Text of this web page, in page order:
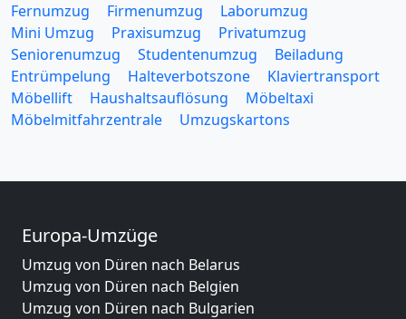
Fernumzug
Firmenumzug
Laborumzug
Mini Umzug
Praxisumzug
Privatumzug
Seniorenumzug
Studentenumzug
Beiladung
Entrümpelung
Halteverbotszone
Klaviertransport
Möbellift
Haushaltsauflösung
Möbeltaxi
Möbelmitfahrzentrale
Umzugskartons
Europa-Umzüge
Umzug von Düren nach Belarus
Umzug von Düren nach Belgien
Umzug von Düren nach Bulgarien